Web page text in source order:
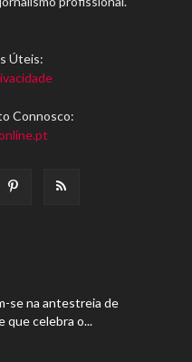
Úteis:
Connosco:
se na antestreia de
que celebra o...